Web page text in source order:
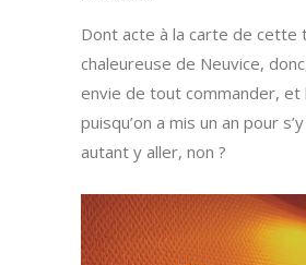
Dont acte à la carte de cette
chaleureuse de Neuvice,
envie de tout commander, et
puisqu’on a mis un an pour
autant y aller, non ?